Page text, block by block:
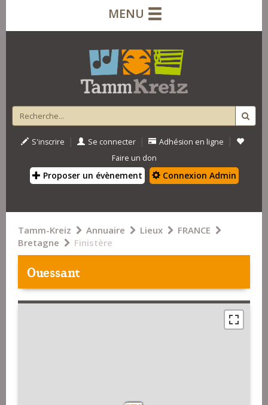
MENU
S'inscrire | Se connecter | Adhésion en ligne |
Faire un don
Proposer un évènement Connexion Admin
Tamm-Kreiz Annuaire Lieux
FRANCE
Bretagne
Finistère
Ouessant